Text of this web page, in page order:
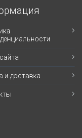
и доставка